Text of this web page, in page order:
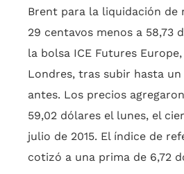
Brent para la liquidación de
29 centavos menos a 58,73
la bolsa ICE Futures
Londres, tras subir hasta
antes. Los precios
59,02 dólares el lunes, el
julio de 2015. El índice de
cotizó a una prima de 6,72